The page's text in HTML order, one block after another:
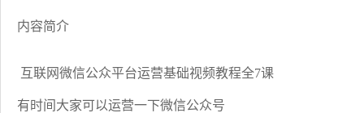
内容简介
互联网微信公众平台运营基础视频教程全7课
有时间大家可以运营一下微信公众号